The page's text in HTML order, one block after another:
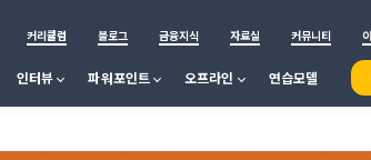
커리큘럼 블로그 금융지식 자료실 커뮤니티
인터뷰 파워포인트 오프라인 연습모델